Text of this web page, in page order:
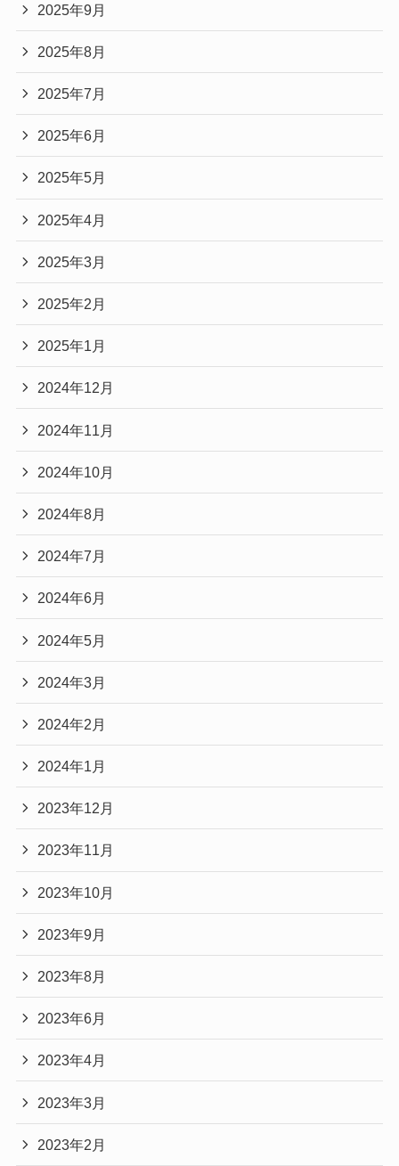
2025年9月
2025年8月
2025年7月
2025年6月
2025年5月
2025年4月
2025年3月
2025年2月
2025年1月
2024年12月
2024年11月
2024年10月
2024年8月
2024年7月
2024年6月
2024年5月
2024年3月
2024年2月
2024年1月
2023年12月
2023年11月
2023年10月
2023年9月
2023年8月
2023年6月
2023年4月
2023年3月
2023年2月